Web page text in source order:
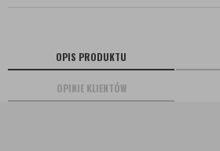
OPIS PRODUKTU
OPINIE KLIENTÓW